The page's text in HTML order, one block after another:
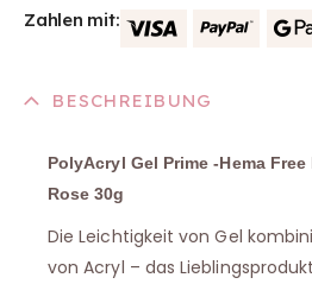
Zahlen mit:
BESCHREIBUNG
PolyAcryl Gel Prime -Hema
Rose 30g
Die Leichtigkeit von Gel
von Acryl – das